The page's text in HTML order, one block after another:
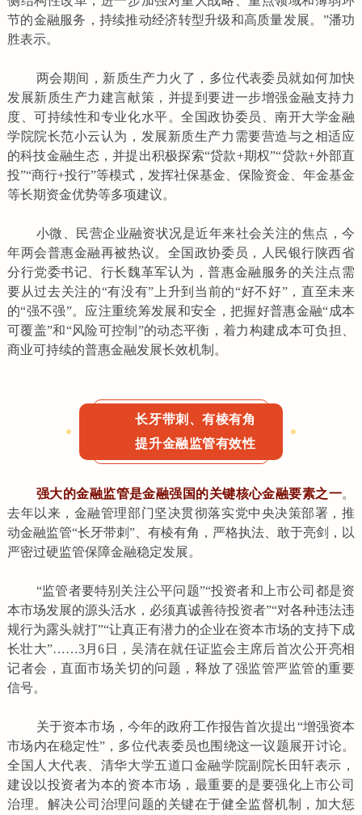
节的金融服务，持续推动经济转型升级和高质量发展。”潘功
胜表示。
两会期间，新质生产力火了，多位代表委员就如何加快
发展新质生产力建言献策，并提到要进一步增强金融支持力
度、可持续性和专业化水平。全国政协委员、南开大学金融
学院院长范小云认为，发展新质生产力需要营造与之相适应
的科技金融生态，并提出积极探索“贷款+期权”“贷款+外部直
投”“商行+投行”等模式，发挥社保基金、保险资金、年金基金
等长期资金优势等多项建议。
小微、民营企业融资状况是近年来社会关注的焦点，今
年两会普惠金融再被热议。全国政协委员，人民银行陕西省
分行党委书记、行长魏革军认为，普惠金融服务的关注点需
要从过去关注的“有没有”上升到当前的“好不好”，直至未来
的“强不强”。应注重统筹发展和安全，把握好普惠金融“成本
可覆盖”和“风险可控制”的动态平衡，着力构建成本可负担、
商业可持续的普惠金融发展长效机制。
长牙带刺、有棱有角
提升金融监管有效性
强大的金融监管是金融强国的关键核心金融要素之一。
去年以来，金融管理部门坚决贯彻落实党中央决策部署，推
动金融监管“长牙带刺”、有棱有角，严格执法、敢于亮剑，以
严密过硬监管保障金融稳定发展。
“监管者要特别关注公平问题”“投资者和上市公司都是资
本市场发展的源头活水，必须真诚善待投资者”“对各种违法违
规行为露头就打”“让真正有潜力的企业在资本市场的支持下成
长壮大”……3月6日，吴清在就任证监会主席后首次公开亮相
记者会，直面市场关切的问题，释放了强监管严监管的重要
信号。
关于资本市场，今年的政府工作报告首次提出“增强资本
市场内在稳定性”，多位代表委员也围绕这一议题展开讨论。
全国人大代表、清华大学五道口金融学院副院长田轩表示，
建设以投资者为本的资本市场，最重要的是要强化上市公司
治理。解决公司治理问题的关键在于健全监督机制，加大惩